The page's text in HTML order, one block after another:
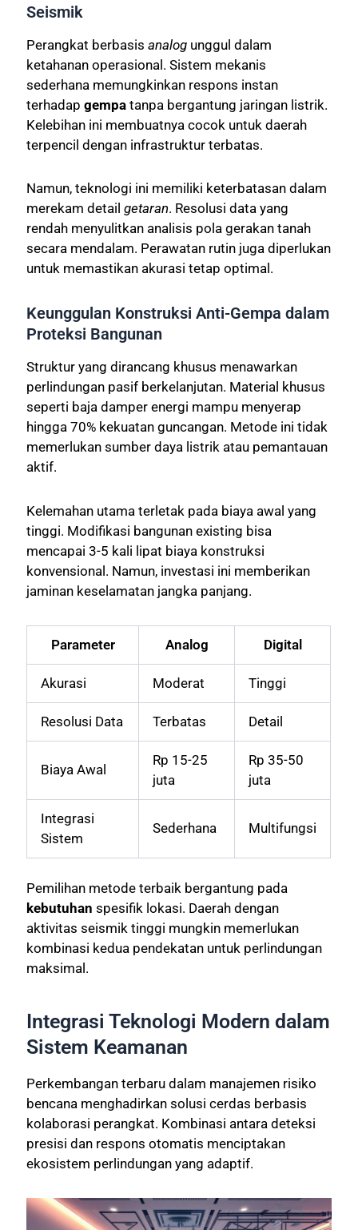
Seismik
Perangkat berbasisanalog unggul dalam
ketahanan operasional. Sistem mekanis
sederhana memungkinkan respons instan
terhadapgempa tanpa bergantung jaringan listrik.
Kelebihan ini membuatnya cocok untuk daerah
terpencil dengan infrastruktur terbatas.
Namun, teknologi ini memiliki keterbatasan dalam
merekam detailgetaran. Resolusi data yang
rendah menyulitkan analisis pola gerakan tanah
secara mendalam. Perawatan rutin juga diperlukan
untuk memastikan akurasi tetap optimal.
Keunggulan Konstruksi Anti-Gempa dalam
Proteksi Bangunan
Struktur yang dirancang khusus menawarkan
perlindungan pasif berkelanjutan. Material khusus
seperti baja damper energi mampu menyerap
hingga 70% kekuatan guncangan. Metode ini tidak
memerlukan sumber daya listrik atau pemantauan
aktif.
Kelemahan utama terletak pada biaya awal yang
tinggi. Modifikasi bangunan existing bisa
mencapai 3-5 kali lipat biaya konstruksi
konvensional. Namun, investasi ini memberikan
jaminan keselamatan jangka panjang.
Parameter Analog Digital
Akurasi Moderat Tinggi
Resolusi Data Terbatas Detail
Biaya Awal
Rp 15-25
juta
Rp 35-50
juta
Integrasi
Sistem
Sederhana Multifungsi
Pemilihan metode terbaik bergantung pada
kebutuhan spesifik lokasi. Daerah dengan
aktivitas seismik tinggi mungkin memerlukan
kombinasi kedua pendekatan untuk perlindungan
maksimal.
Integrasi Teknologi Modern dalam
Sistem Keamanan
Perkembangan terbaru dalam manajemen risiko
bencana menghadirkan solusi cerdas berbasis
kolaborasi perangkat. Kombinasi antara deteksi
presisi dan respons otomatis menciptakan
ekosistem perlindungan yang adaptif.